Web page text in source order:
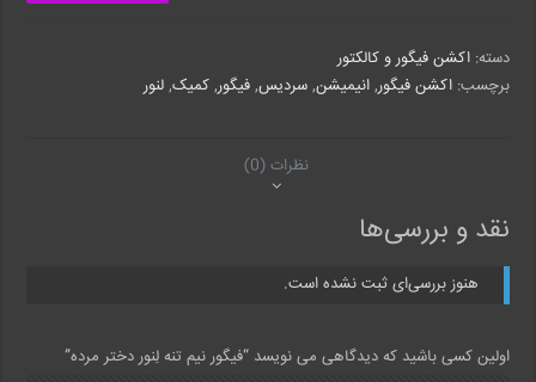
دسته:اکشن فیگور و کالکتور
برچسب:اکشن فیگور,انیمیشن,سردیس,فیگور,کمیک,لنور
نظرات (0)
نقد و بررسی‌ها
هنوز بررسی‌ای ثبت نشده است.
اولین کسی باشید که دیدگاهی می نویسد “فیگور نیم تنه لِنور دختر مرده”